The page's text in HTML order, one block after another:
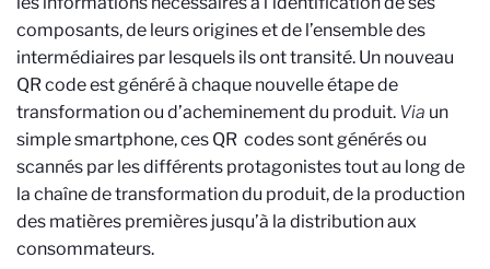
composants, de leurs origines et de l’ensemble des
intermédiaires par lesquels ils ont transité. Un nouveau
QR code est généré à chaque nouvelle étape de
transformation ou d’acheminement du produit. Via un
simple smartphone, ces QR codes sont générés ou
scannés par les différents protagonistes tout au long de
la chaîne de transformation du produit, de la production
des matières premières jusqu’à la distribution aux
consommateurs.